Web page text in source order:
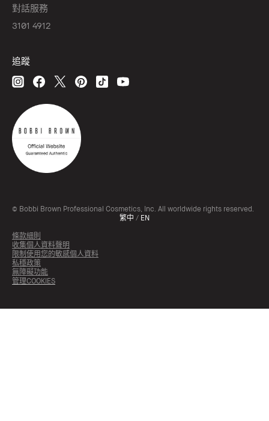
對話服務
3101 4912
追蹤
© Bobbi Brown Professional Cosmetics, Inc. All worldwide rights reserved.
繁中 / EN
條款細則
收集個人資料聲明
限制使用您的敏感個人資料
私穩政策
無障礙功能
管理COOKIES